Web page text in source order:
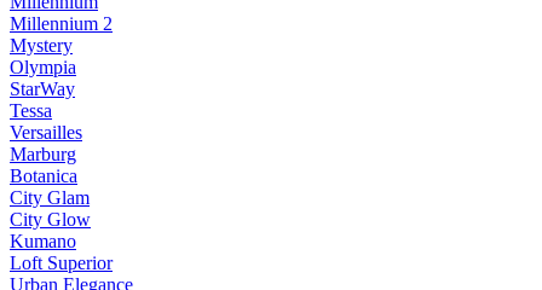
Millennium 2
Mystery
Olympia
StarWay
Tessa
Versailles
Marburg
Botanica
City Glam
City Glow
Kumano
Loft Superior
Urban Elegance